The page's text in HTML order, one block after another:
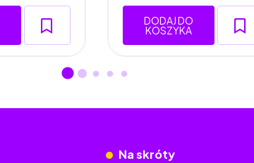
DODAJ DO
KOSZYKA
Na skróty